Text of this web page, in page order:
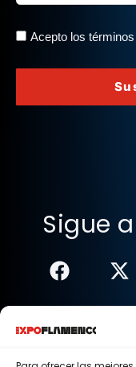
Acepto los
Sigue